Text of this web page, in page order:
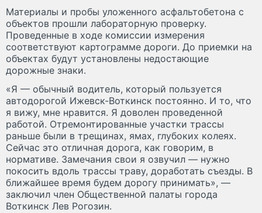
Материалы и пробы уложенного асфальтобетона с
объектов прошли лабораторную проверку.
Проведенные в ходе комиссии измерения
соответствуют картограмме дороги. До приемки на
объектах будут установлены недостающие
дорожные знаки.
«Я — обычный водитель, который пользуется
автодорогой Ижевск-Воткинск постоянно. И то, что
я вижу, мне нравится. Я доволен проведенной
работой. Отремонтированные участки трассы
раньше были в трещинах, ямах, глубоких колеях.
Сейчас это отличная дорога, как говорим, в
нормативе. Замечания свои я озвучил — нужно
покосить вдоль трассы траву, доработать съезды. В
ближайшее время будем дорогу принимать», —
заключил член Общественной палаты города
Воткинск Лев Рогозин.